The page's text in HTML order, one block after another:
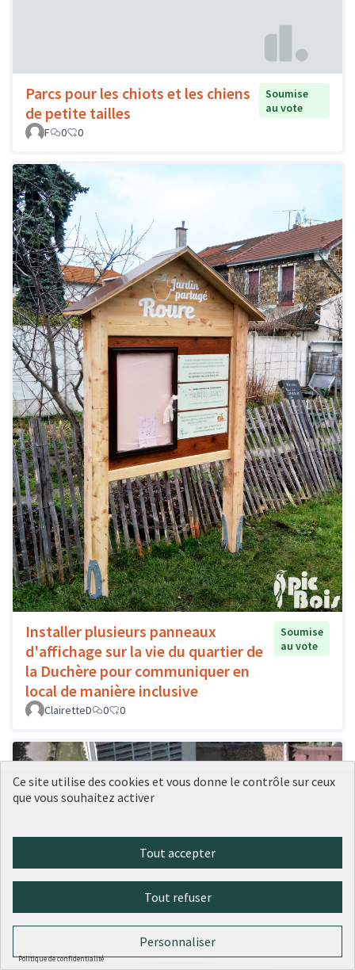
Parcs pour les chiots et les chiens
de petite tailles
Soumise
au vote
F
0 0
Installer plusieurs panneaux
d'affichage sur la vie du quartier de
la Duchère pour communiquer en
local de manière inclusive
Soumise
au vote
ClairetteD 0 0
Ce site utilise des cookies et vous donne le contrôle sur ceux
que vous souhaitez activer
Tout accepter
Tout refuser
Personnaliser
Politique de confidentialité